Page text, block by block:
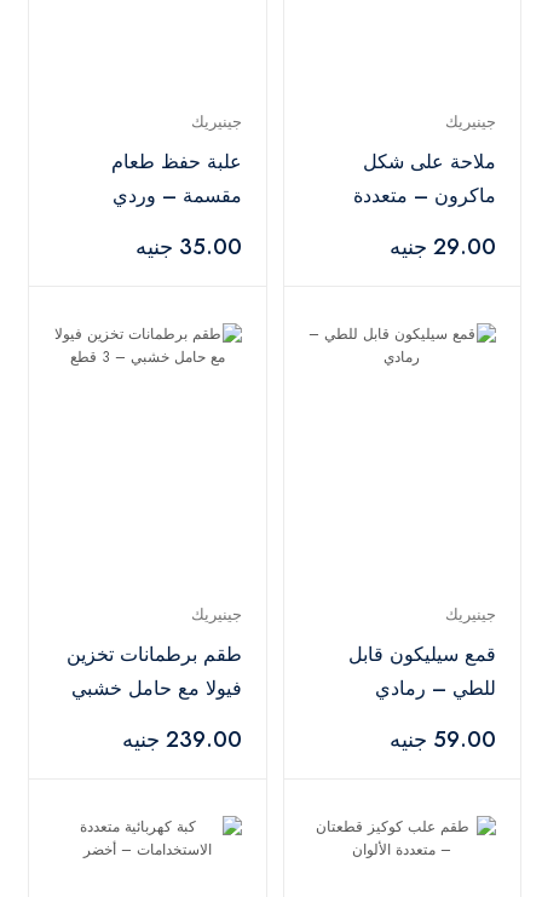
جينيريك
ملاحة على شكل
ماكرون – متعددة
29.00 جنيه
جينيريك
علبة حفظ طعام
مقسمة – وردي
35.00 جنيه
جينيريك
قمع سيليكون قابل
للطي – رمادي
59.00 جنيه
جينيريك
طقم برطمانات تخزين
فيولا مع حامل خشبي
239.00 جنيه